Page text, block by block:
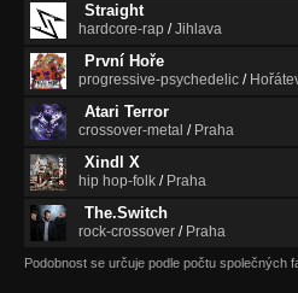
Straight
hardcore-rap /Jihlava
První Hoře
progressive-psychedelic /
Atari Terror
crossover-metal / Praha
Xindl X
hip hop-folk / Praha
The.Switch
rock-crossover / Praha
Podobnost se určuje podle počtu společných